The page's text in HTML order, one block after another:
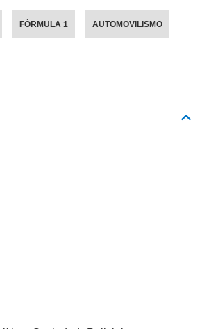
FÓRMULA 1 AUTOMOVILISMO